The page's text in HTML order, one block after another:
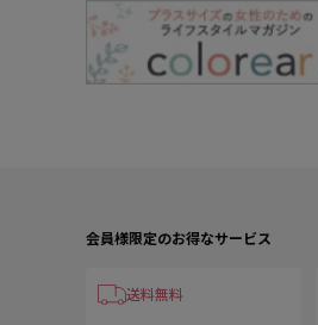
会員様限定のお得なサービス
送料無料